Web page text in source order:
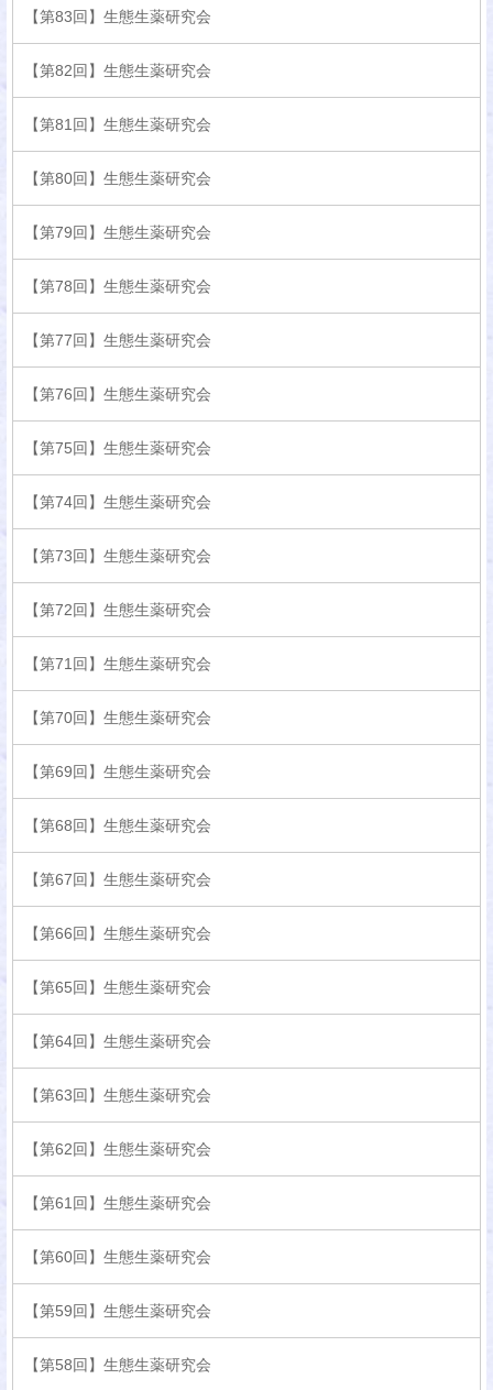
【第83回】生態生薬研究会
【第82回】生態生薬研究会
【第81回】生態生薬研究会
【第80回】生態生薬研究会
【第79回】生態生薬研究会
【第78回】生態生薬研究会
【第77回】生態生薬研究会
【第76回】生態生薬研究会
【第75回】生態生薬研究会
【第74回】生態生薬研究会
【第73回】生態生薬研究会
【第72回】生態生薬研究会
【第71回】生態生薬研究会
【第70回】生態生薬研究会
【第69回】生態生薬研究会
【第68回】生態生薬研究会
【第67回】生態生薬研究会
【第66回】生態生薬研究会
【第65回】生態生薬研究会
【第64回】生態生薬研究会
【第63回】生態生薬研究会
【第62回】生態生薬研究会
【第61回】生態生薬研究会
【第60回】生態生薬研究会
【第59回】生態生薬研究会
【第58回】生態生薬研究会